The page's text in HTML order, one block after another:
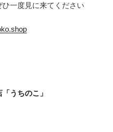
一度見に来てください
うちのこ」